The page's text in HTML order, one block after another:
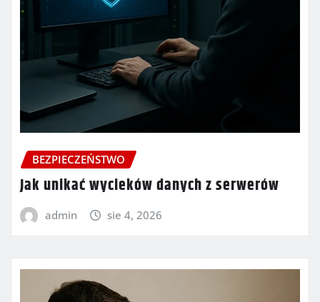
BEZPIECZEŃSTWO
Jak unikać wycieków danych z serwerów
admin sie 4, 2026